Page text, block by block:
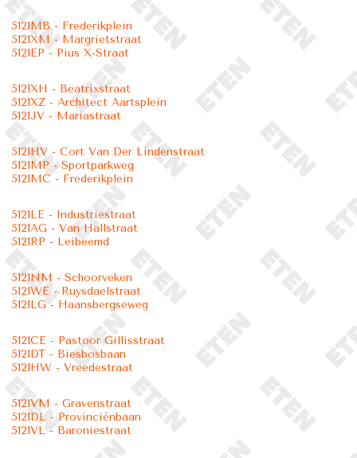
5121MB - Frederikplein
5121XM - Margrietstraat
5121EP - Pius X-Straat
5121XH - Beatrixstraat
5121XZ - Architect Aartsplein
5121JV - Mariastraat
5121HV - Cort Van Der Lindenstraat
5121MP - Sportparkweg
5121MC - Frederikplein
5121LE - Industriestraat
5121AG - Van Hallstraat
5121RP - Leibeemd
5121NM - Schoorveken
5121WE - Ruysdaelstraat
5121LG - Haansbergseweg
5121CE - Pastoor Gillisstraat
5121DT - Biesbosbaan
5121HW - Vreedestraat
5121VM - Gravenstraat
5121DL - Provinciënbaan
5121VL - Baroniestraat